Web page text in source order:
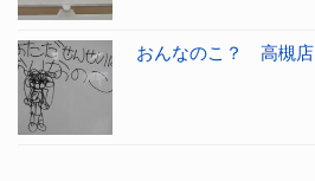
おんなのこ？ 高槻店